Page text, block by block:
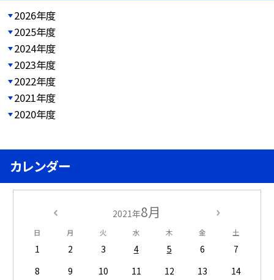
2026年度
2025年度
2024年度
2023年度
2022年度
2021年度
2020年度
カレンダー
2021年8月
日 月 火 水 木 金 土
1 2 3 4 5 6
7
8
9 10 11 12 13
14